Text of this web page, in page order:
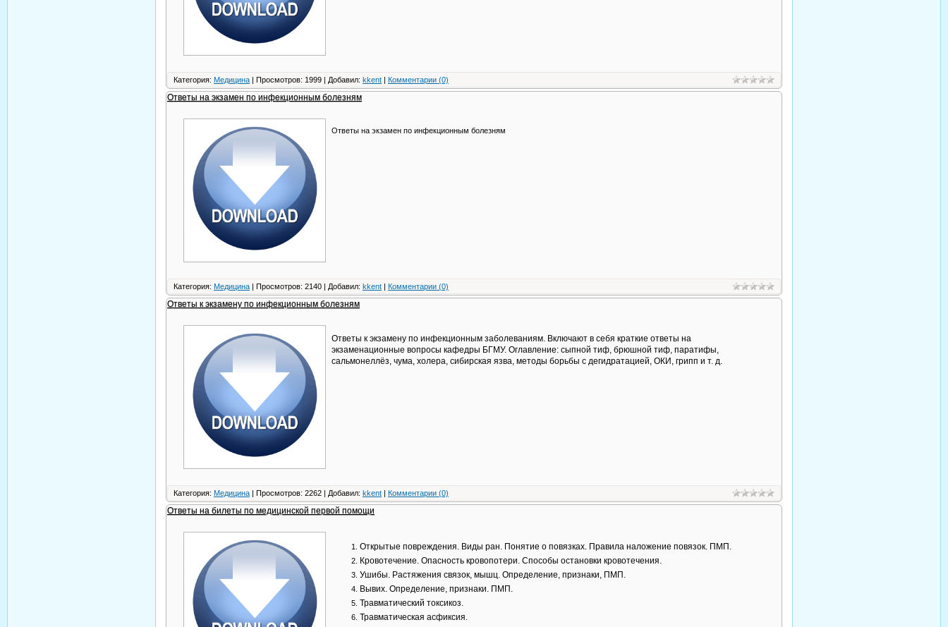
Категория: Медицина | Просмотров: 1999 | Добавил: kkent Комментарии (0)
Ответы на экзамен по инфекционным болезням
Ответы на экзамен по инфекционным болезням
Категория: Медицина | Просмотров: 2140 | Добавил: kkent Комментарии (0)
Ответы к экзамену по инфекционным болезням
Ответы к экзамену по инфекционным заболеваниям. Включают в себя краткие ответы на
экзаменационные вопросы кафедры БГМУ. Оглавление: сыпной тиф, брюшной тиф, паратифы,
сальмонеллёз, чума, холера, сибирская язва, методы борьбы с дегидратацией, ОКИ, грипп и т. д.
Категория: Медицина | Просмотров: 2262 | Добавил: kkent Комментарии (0)
Ответы на билеты по медицинской первой помощи
Открытые повреждения. Виды ран. Понятие о повязках. Правила наложение повязок. ПМП.
Кровотечение. Опасность кровопотери. Способы остановки кровотечения.
Ушибы. Растяжения связок, мышц. Определение, признаки, ПМП.
Вывих. Определение, признаки. ПМП.
Травматический токсикоз.
Травматическая асфиксия.